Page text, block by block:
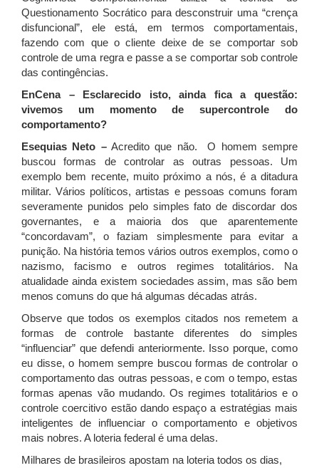
Questionamento Socrático para desconstruir uma “crença
disfuncional”, ele está, em termos comportamentais,
fazendo com que o cliente deixe de se comportar sob
controle de uma regra e passe a se comportar sob controle
das contingências.
EnCena – Esclarecido isto, ainda fica a questão:
vivemos um momento de supercontrole do
comportamento?
Esequias Neto –Acredito que não. O homem sempre
buscou formas de controlar as outras pessoas. Um
exemplo bem recente, muito próximo a nós, é a ditadura
militar. Vários políticos, artistas e pessoas comuns foram
severamente punidos pelo simples fato de discordar dos
governantes, e a maioria dos que aparentemente
“concordavam”, o faziam simplesmente para evitar a
punição. Na história temos vários outros exemplos, como o
nazismo, facismo e outros regimes totalitários. Na
atualidade ainda existem sociedades assim, mas são bem
menos comuns do que há algumas décadas atrás.
Observe que todos os exemplos citados nos remetem a
formas de controle bastante diferentes do simples
“influenciar” que defendi anteriormente. Isso porque, como
eu disse, o homem sempre buscou formas de controlar o
comportamento das outras pessoas, e com o tempo, estas
formas apenas vão mudando. Os regimes totalitários e o
controle coercitivo estão dando espaço a estratégias mais
inteligentes de influenciar o comportamento e objetivos
mais nobres. A loteria federal é uma delas.
Milhares de brasileiros apostam na loteria todos os dias,